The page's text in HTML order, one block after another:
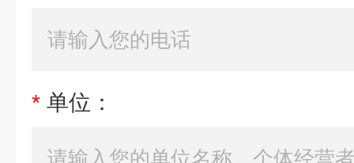
* 单位：